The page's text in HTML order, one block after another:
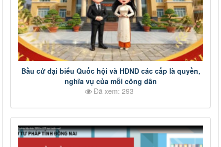
Bầu cử đại biểu Quốc hội và HĐND các cấp là quyền,
nghĩa vụ của mỗi công dân
Đã xem: 293